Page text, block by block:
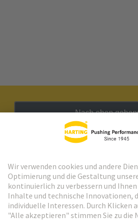
Nach oben gehen
Weiter zur Anmeldung